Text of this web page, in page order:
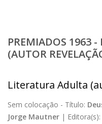
PREMIADOS 1963
(AUTOR
Literatura Adulta
Sem colocação - Título:
Jorge Mautner | Editora(s):